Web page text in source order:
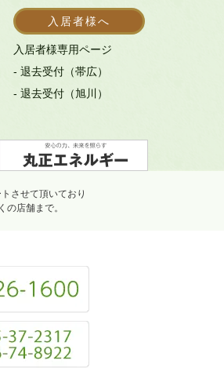
入居者様へ
入居者様専用ページ
- 退去受付（帯広）
- 退去受付（旭川）
させて頂いており
店舗まで。